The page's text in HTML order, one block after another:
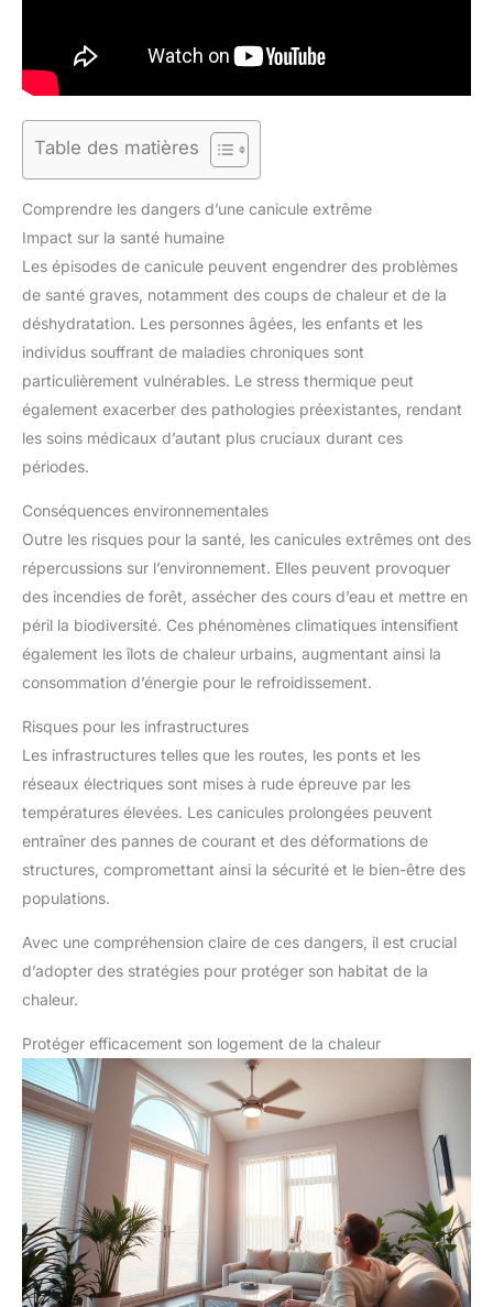
Table des matières
Comprendre les dangers d’une canicule extrême
Impact sur la santé humaine
Les épisodes de canicule peuvent engendrer des problèmes
de santé graves, notamment des coups de chaleur et de la
déshydratation. Les personnes âgées, les enfants et les
individus souffrant de maladies chroniques sont
particulièrement vulnérables. Le stress thermique peut
également exacerber des pathologies préexistantes, rendant
les soins médicaux d’autant plus cruciaux durant ces
périodes.
Conséquences environnementales
Outre les risques pour la santé, les canicules extrêmes ont des
répercussions sur l’environnement. Elles peuvent provoquer
des incendies de forêt, assécher des cours d’eau et mettre en
péril la biodiversité. Ces phénomènes climatiques intensifient
également les îlots de chaleur urbains, augmentant ainsi la
consommation d’énergie pour le refroidissement.
Risques pour les infrastructures
Les infrastructures telles que les routes, les ponts et les
réseaux électriques sont mises à rude épreuve par les
températures élevées. Les canicules prolongées peuvent
entraîner des pannes de courant et des déformations de
structures, compromettant ainsi la sécurité et le bien-être des
populations.
Avec une compréhension claire de ces dangers, il est crucial
d’adopter des stratégies pour protéger son habitat de la
chaleur.
Protéger efficacement son logement de la chaleur